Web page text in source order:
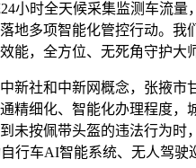
小时全天候采集监测车流
多项智能化管控行动。
能，全方位、无死角守护大
社和中新网概念，张掖市
精细化、智能化办理程度
按佩带头盔的违法行为
行车AI智能系统、无人驾